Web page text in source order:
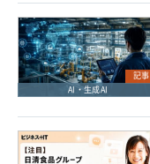
記事
AI・生成AI